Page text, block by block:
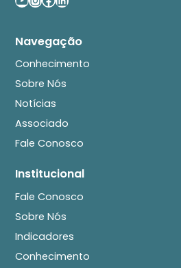
Youtube
Instagram
Facebook
LinkedIn
Navegação
Conhecimento
Sobre Nós
Notícias
Associado
Fale Conosco
Institucional
Fale Conosco
Sobre Nós
Indicadores
Conhecimento